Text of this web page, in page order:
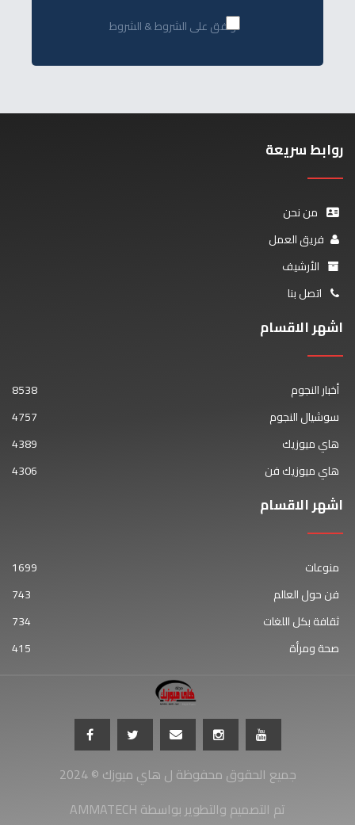
أوافق على الشروط & الشروط
روابط سريعة
من نحن
فريق العمل
الأرشيف
اتصل بنا
اشهر الاقسام
أخبار النجوم
8538
سوشيال النجوم
4757
هاي ميوزيك
4389
هاي ميوزيك فن
4306
اشهر الاقسام
منوعات
1699
فن حول العالم
743
ثقافة بكل اللغات
734
صحة ومرأة
415
جميع الحقوق محفوظة ل هاي ميوزك © 2024
AMMATECH تم التصميم والتطوير بواسطة